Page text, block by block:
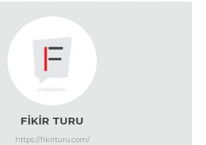
FIKIR TURU
https://fikirturu.com/